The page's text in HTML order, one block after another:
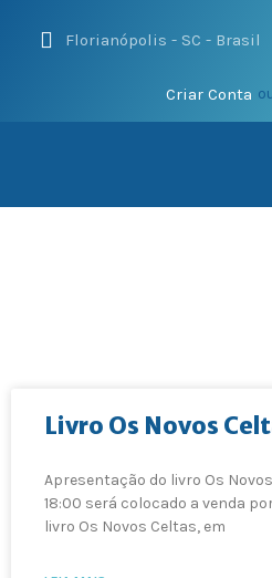
Florianópolis - SC - Brasil
Criar Conta
Livro Os Novos
Apresentação do livro Os
18:00 será colocado a venda
livro Os Novos Celtas, em